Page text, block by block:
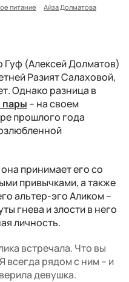
питание
Айза Долматова
Гуф (Алексей Долматов)
Разият Салаховой,
Однако разница в
пары – на своем
прошлого года
принимает его со
привычками, а также
альтер-эго Аликом –
гнева и злости в него
личность.
встречала. Что вы
всегда рядом с ним – и
девушка.